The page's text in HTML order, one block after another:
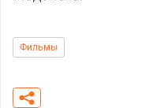
Фильмы